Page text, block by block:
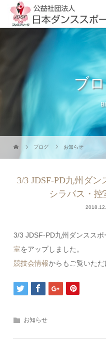
ブ
ブログ お知らせ
3/3 JDSF-PD九州ダ
シラバス・控
3/3 JDSF-PD九州ダンスス
室をアップしました。
競技会情報からもご覧いただ
お知らせ